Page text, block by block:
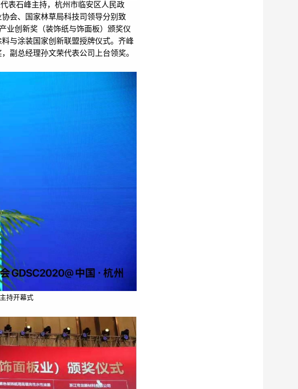
表石峰主持，杭州市临安区人民政
会、国家林草局科技司领导分别致
业创新奖（装饰纸与饰面板）颁奖仪
与涂装国家创新联盟授牌仪式。齐峰
副总经理孙文荣代表公司上台领奖。
持开幕式